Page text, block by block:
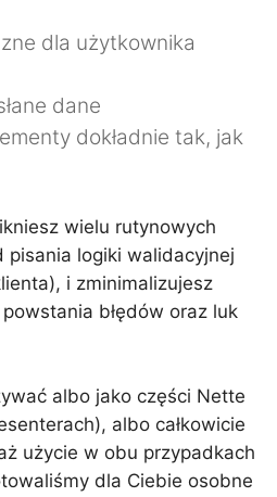
dla użytkownika
dane
dokładnie tak, jak
wielu rutynowych
pisania logiki walidacyjnej
i zminimalizujesz
błędów oraz luk
albo jako części Nette
albo całkowicie
użycie w obu przypadkach
dla Ciebie osobne